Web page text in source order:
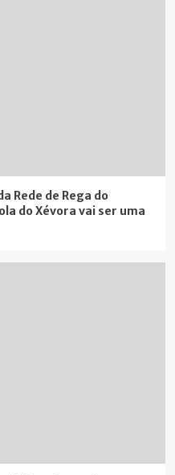
Rede de Rega do
do Xévora vai ser uma